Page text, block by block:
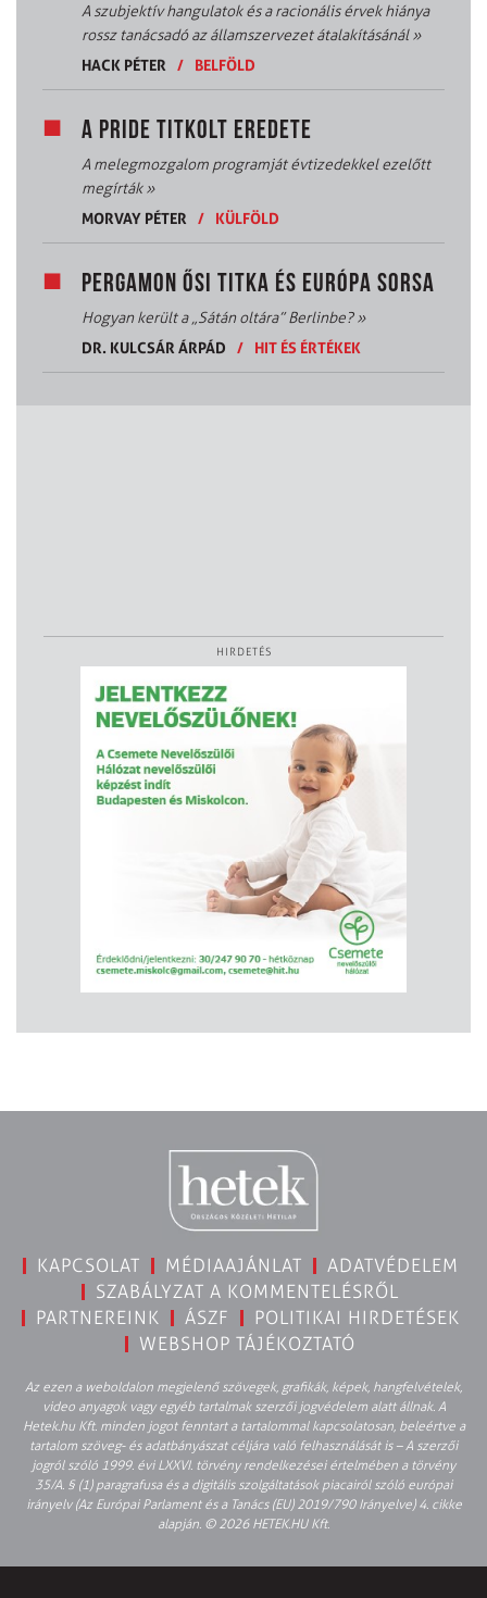
A szubjektív hangulatok és a racionális érvek hiánya
rossz tanácsadó az államszervezet átalakításánál»
HACK PÉTER
/ BELFÖLD
A PRIDE TITKOLT EREDETE
A melegmozgalom programját évtizedekkel ezelőtt
megírták»
MORVAY PÉTER
/ KÜLFÖLD
PERGAMON ŐSI TITKA ÉS EURÓPA SORSA
Hogyan került a „Sátán oltára” Berlinbe?»
DR. KULCSÁR ÁRPÁD
/ HIT ÉS ÉRTÉKEK
HIRDETÉS
KAPCSOLAT MÉDIAAJÁNLAT
ADATVÉDELEM
SZABÁLYZAT A KOMMENTELÉSRŐL
PARTNEREINK
ÁSZF
POLITIKAI HIRDETÉSEK
WEBSHOP TÁJÉKOZTATÓ
Az ezen a weboldalon megjelenő szövegek, grafikák, képek, hangfelvételek,
video anyagok vagy egyéb tartalmak szerzői jogvédelem alatt állnak. A
Hetek.hu Kft. minden jogot fenntart a tartalommal kapcsolatosan, beleértve a
tartalom szöveg- és adatbányászat céljára való felhasználását is – A szerzői
jogról szóló 1999. évi LXXVI. törvény rendelkezései értelmében a törvény
35/A. § (1) paragrafusa és a digitális szolgáltatások piacairól szóló európai
irányelv (Az Európai Parlament és a Tanács (EU) 2019/790 Irányelve) 4. cikke
alapján. © 2026 HETEK.HU Kft.